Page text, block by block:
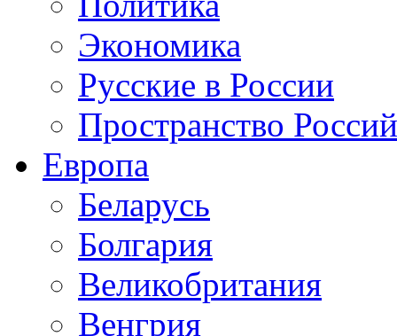
Экономика
Русские в России
Пространство
Европа
Беларусь
Болгария
Великобритания
Венгрия